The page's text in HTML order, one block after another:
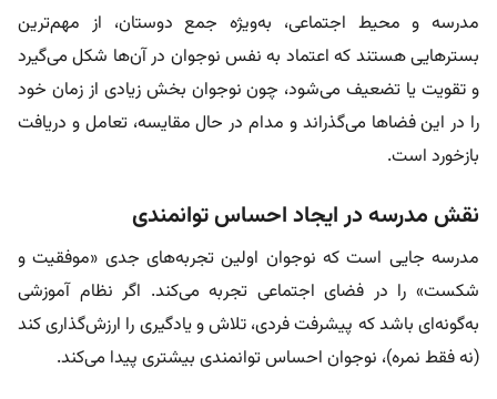
مدرسه و محیط اجتماعی، به‌ویژه جمع دوستان، از مهم‌ترین
بسترهایی هستند که اعتماد به نفس نوجوان در آن‌ها شکل می‌گیرد
و تقویت یا تضعیف می‌شود، چون نوجوان بخش زیادی از زمان خود
را در این فضاها می‌گذراند و مدام در حال مقایسه، تعامل و دریافت
بازخورد است.
نقش مدرسه در ایجاد احساس توانمندی
مدرسه جایی است که نوجوان اولین تجربه‌های جدی «موفقیت و
شکست» را در فضای اجتماعی تجربه می‌کند. اگر نظام آموزشی
به‌گونه‌ای باشد که پیشرفت فردی، تلاش و یادگیری را ارزش‌گذاری کند
(نه فقط نمره)، نوجوان احساس توانمندی بیشتری پیدا می‌کند.